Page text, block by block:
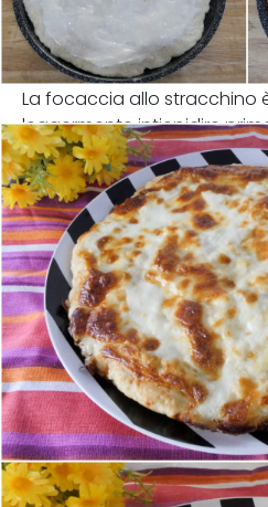
La focaccia allo stracchino
leggermente intiepidire